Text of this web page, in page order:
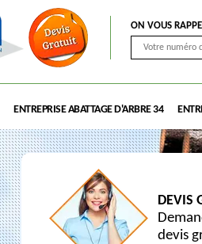
ON VOUS
ENTREPRISE ABATTAGE D'ARBRE 34
DEVIS
devis